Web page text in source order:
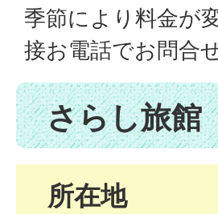
季節により料金が
接お電話でお問合
さらし旅館
所在地